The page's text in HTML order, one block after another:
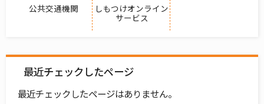
公共交通機関
しもつけオンライン
サービス
最近チェックしたページ
最近チェックしたページはありません。